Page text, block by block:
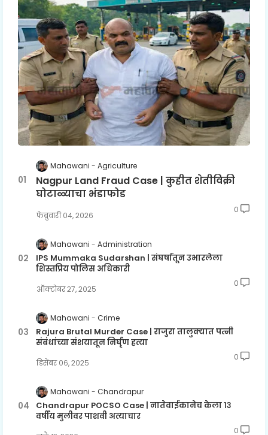
Mahawani Agriculture
Nagpur Land Fraud Case | कुहीत शेतीविक्री
घोटाळ्याचा भंडाफोड
फेब्रुवारी ०४, २०२६
0
Mahawani Administration
IPS Mummaka Sudarshan | संघर्षातून उभारलेला
शिस्तप्रिय पोलिस अधिकारी
ऑक्टोबर २७, २०२५
0
Mahawani Crime
Rajura Brutal Murder Case | राजुरा तालुक्यात पत्नी
संबंधांच्या संशयातून निर्घृण हत्या
डिसेंबर ०६, २०२५
0
Mahawani Chandrapur
Chandrapur POCSO Case | नातेवाईकानेच केला १३
वर्षीय मुलीवर पाशवी अत्याचार
0